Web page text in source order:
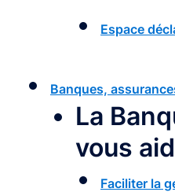
Espace
Banques,
La
vous
Faciliter la